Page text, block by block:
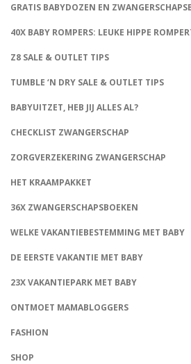
GRATIS BABYDOZEN EN
40X BABY ROMPERS: LEUKE HIPPE
Z8 SALE & OUTLET TIPS
TUMBLE ‘N DRY SALE & OUTLET TIPS
BABYUITZET, HEB JIJ ALLES AL?
CHECKLIST ZWANGERSCHAP
ZORGVERZEKERING ZWANGERSCHAP
HET KRAAMPAKKET
36X ZWANGERSCHAPSBOEKEN
WELKE VAKANTIEBESTEMMING MET BABY
DE EERSTE VAKANTIE MET BABY
23X VAKANTIEPARK MET BABY
ONTMOET MAMABLOGGERS
FASHION
SHOP